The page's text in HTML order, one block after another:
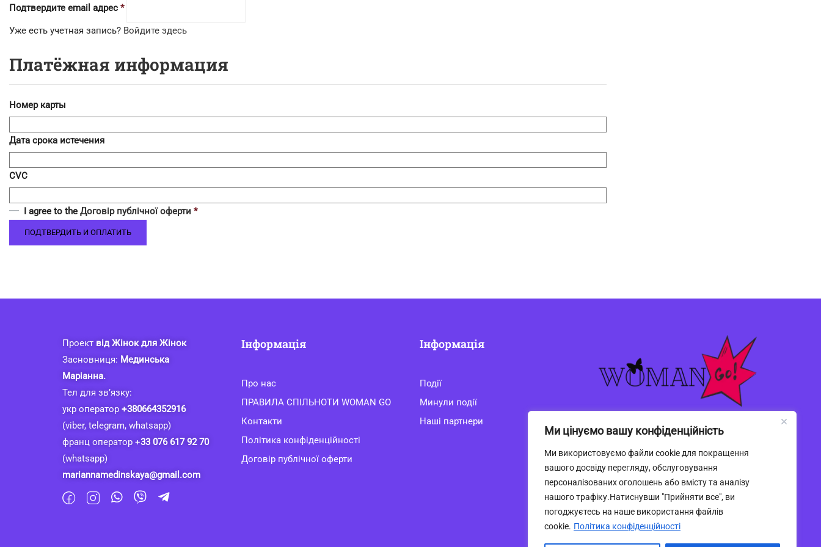
Ми цінуємо вашу конфіденційність
Ми використовуємо файли cookie для покращення
вашого досвіду перегляду, обслуговування
персоналізованих оголошень або вмісту та аналізу
нашого трафіку.Натиснувши "Прийняти все", ви
погоджуєтесь на наше використання файлів
cookie. Політика конфіденційності
Подтвердите email адрес *
Уже есть учетная запись? Войдите здесь
Платёжная информация
Номер карты
Дата срока истечения
CVC
I agree to the Договір публічної оферти *
Проект від Жінок для Жінок
Засновниця: Мединська
Маріанна.
Тел для зв’язку:
укр оператор +380664352916
(viber, telegram, whatsapp)
франц оператор +33 076 617 92 70
(whatsapp)
mariannamedinskaya@gmail.com
Інформація
Про нас
ПРАВИЛА СПІЛЬНОТИ WOMAN GO
Контакти
Політика конфіденційності
Договір публічної оферти
Інформація
Події
Минули події
Наші партнери